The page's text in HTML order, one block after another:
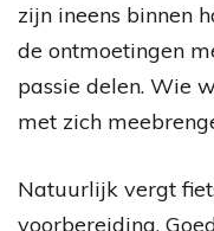
zijn ineens binnen
de ontmoetingen
passie delen. Wie
met zich
Natuurlijk vergt
voorbereiding.